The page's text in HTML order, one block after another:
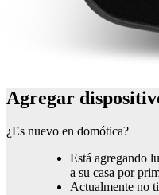
Agregar
¿Es nuevo en domótica?
Está agregando
a su casa por
Actualmente no